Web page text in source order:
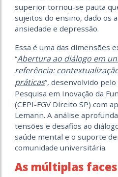
superior tornou-se pauta
sujeitos do ensino, dado os
ansiedade e depressão.
Essa é uma das dimensões
“Abertura ao diálogo em
referência:
práticas”, desenvolvido
Pesquisa em Inovação da
(CEPI-FGV Direito SP) com
Lemann. A análise
tensões e desafios ao
saúde mental e o suporte
comunidade universitária.
As múltiplas